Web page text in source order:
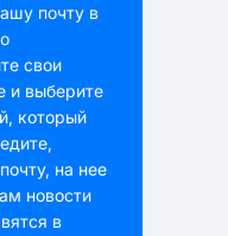
почту в
свои
и выберите
который
на нее
новости
в